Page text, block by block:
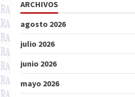
ARCHIVOS
agosto 2026
julio 2026
junio 2026
mayo 2026